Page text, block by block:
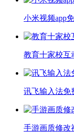
小米视频app
教育十家校互
讯飞输入法免
手游画质修改